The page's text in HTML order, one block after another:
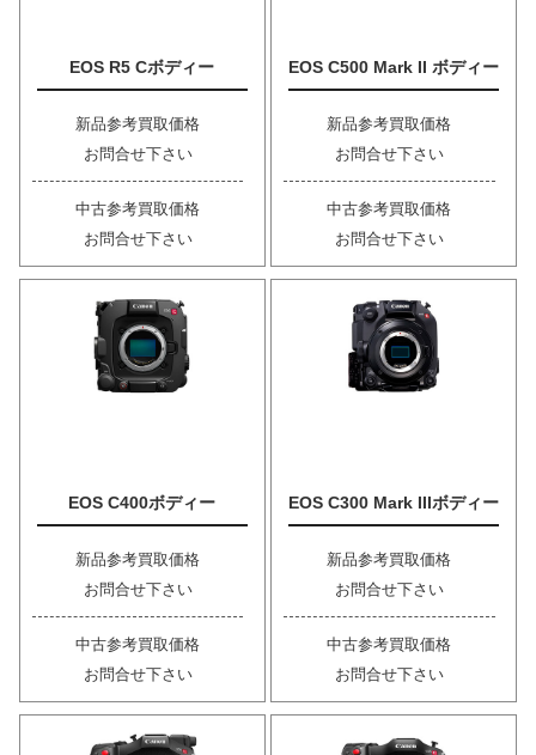
EOS R5 Cボディー
新品参考買取価格
お問合せ下さい
中古参考買取価格
お問合せ下さい
EOS C500 Mark II ボディー
新品参考買取価格
お問合せ下さい
中古参考買取価格
お問合せ下さい
EOS C400ボディー
新品参考買取価格
お問合せ下さい
中古参考買取価格
お問合せ下さい
EOS C300 Mark IIIボディー
新品参考買取価格
お問合せ下さい
中古参考買取価格
お問合せ下さい